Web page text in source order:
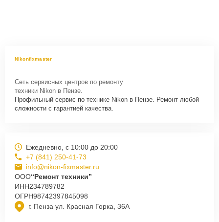
Nikonfixmaster
Сеть сервисных центров по ремонту
техники Nikon в Пензе.
Профильный сервис по технике Nikon в Пензе. Ремонт любой
сложности с гарантией качества.
г. Пенза ул. Красная Горка, 36А
Ежедневно, с 10:00 до 20:00
+7 (841) 250-41-73
info@nikon-fixmaster.ru
ООО“Ремонт техники”
ИНН234789782
ОГРН98742397845098